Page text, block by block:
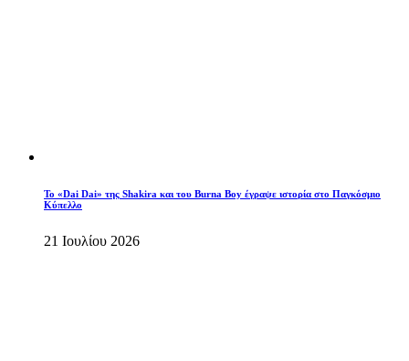
To «Dai Dai» της Shakira και του Burna Boy έγραψε ιστορία στο Παγκόσμιο
Κύπελλο
21 Ιουλίου 2026